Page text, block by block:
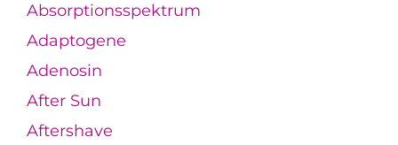
Absorptionsspektrum
Adaptogene
Adenosin
After Sun
Aftershave